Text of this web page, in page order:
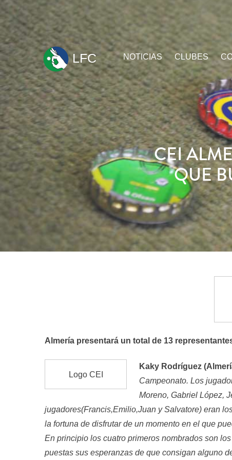
ir
al
contenido
LFC NOTICIAS CLUBES
CEI
QUE
Almería presentará un total de 13
Logo CEI
Kaky Rodríguez
Campeonato. Los
Moreno, Gabriel López,
jugadores(Francis,Emilio,Juan y Salvatore) eran
la fortuna de disfrutar de un momento en el que
En principio los cuatro primeros nombrados son
puestas sus esperanzas de que consigan alguno